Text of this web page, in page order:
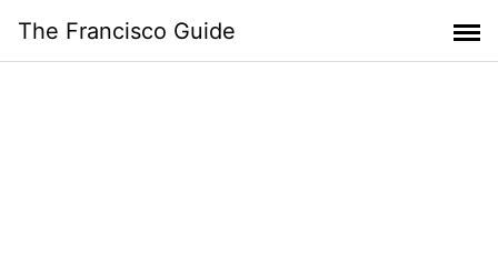
content
The Francisco Guide